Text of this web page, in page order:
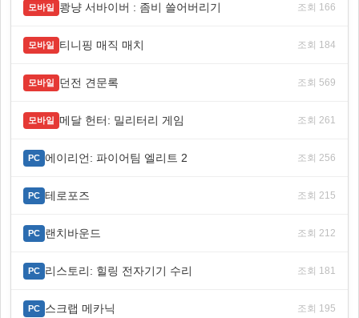
모바일 쾅냥 서바이버 : 좀비 쓸어버리기 조회 166
모바일 티니핑 매직 매치 조회 184
모바일 던전 견문록 조회 569
모바일 메달 헌터: 밀리터리 게임 조회 261
PC 에이리언: 파이어팀 엘리트 2 조회 256
PC 테로포즈 조회 215
PC 랜치바운드 조회 212
PC 리스토리: 힐링 전자기기 수리 조회 181
PC 스크랩 메카닉 조회 195